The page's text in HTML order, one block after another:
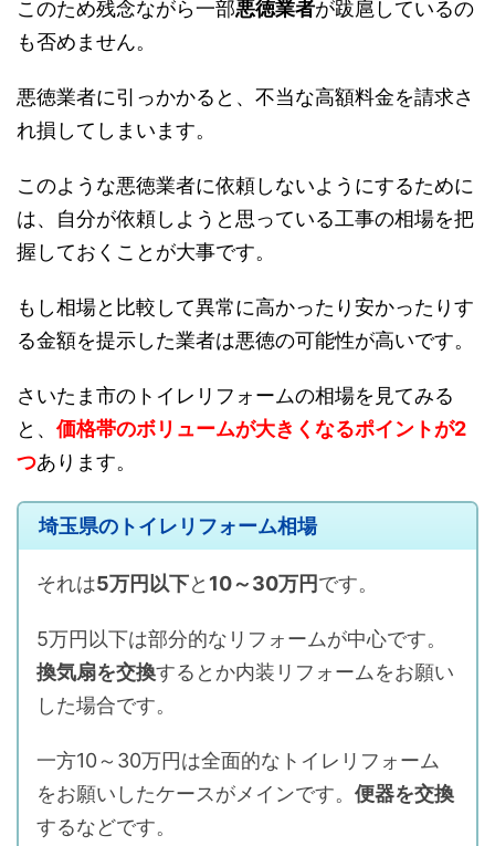
このため残念ながら一部悪徳業者が跋扈しているの
も否めません。
悪徳業者に引っかかると、不当な高額料金を請求さ
れ損してしまいます。
このような悪徳業者に依頼しないようにするために
は、自分が依頼しようと思っている工事の相場を把
握しておくことが大事です。
もし相場と比較して異常に高かったり安かったりす
る金額を提示した業者は悪徳の可能性が高いです。
さいたま市のトイレリフォームの相場を見てみる
と、 価格帯のボリュームが大きくなるポイントが2
つあります。
埼玉県のトイレリフォーム相場
それは5万円以下と 10～30万円です。
5万円以下は部分的なリフォームが中心です。
換気扇を交換するとか内装リフォームをお願い
した場合です。
一方10～30万円は全面的なトイレリフォーム
をお願いしたケースがメインです。 便器を交換
するなどです。